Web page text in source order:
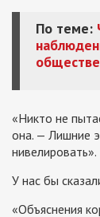
По теме:
обществе
«Никто не
она. — Лишние
нивелировать».
У нас бы
«Объяснения